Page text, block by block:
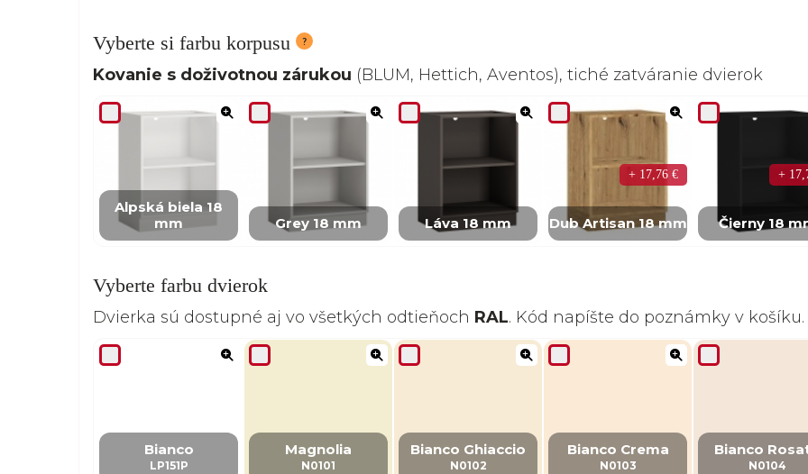
Vyberte si farbu korpusu
Kovanie s doživotnou zárukou (BLUM, Hettich, Aventos), tiché zatváranie dvierok
Alpská biela 18
mm
Grey 18 mm Láva 18 mm Dub Artisan 18 mm
+ 17,76 €
Čierny 18
+
Vyberte farbu dvierok
Dvierka sú dostupné aj vo všetkých odtieňoch RAL. Kód napíšte do poznámky v košíku.
Bianco
LP151P
Magnolia
N0101
Bianco Ghiaccio
N0102
Bianco Crema
N0103
Bianco
N0104